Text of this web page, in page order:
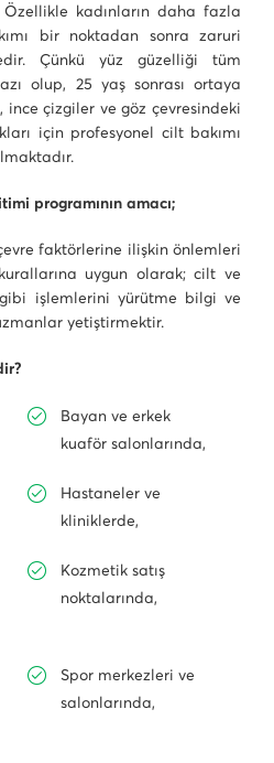
kadınların daha fazla
bir noktadan sonra zaruri
Çünkü yüz güzelliği tüm
olup, 25 yaş sonrası ortaya
çizgiler ve göz çevresindeki
için profesyonel cilt bakımı
programının amacı;
faktörlerine ilişkin önlemleri
uygun olarak; cilt ve
işlemlerini yürütme bilgi ve
yetiştirmektir.
Bayan ve erkek
kuaför salonlarında,
Hastaneler ve
kliniklerde,
Kozmetik satış
noktalarında,
Spor merkezleri ve
salonlarında,